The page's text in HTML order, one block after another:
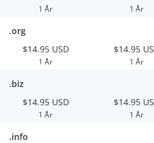
1 År 1 År
.org
$14.95 USD
1 År
$14.95
1 År
.biz
$14.95 USD
1 År
$14.95
1 År
.info